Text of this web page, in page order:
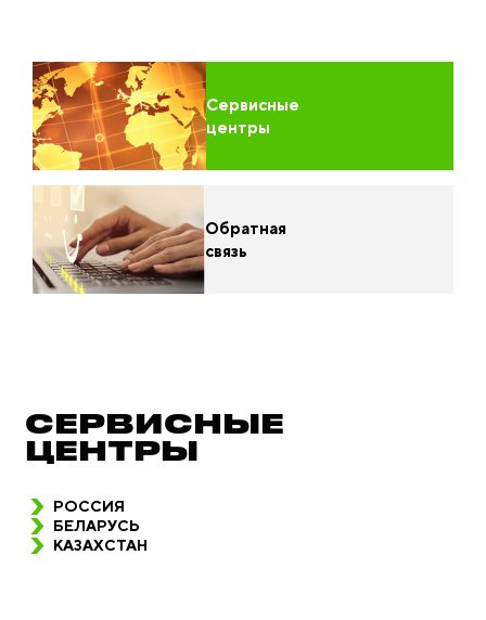
Сервисные
центры
Обратная
связь
СЕРВИСНЫЕ
ЦЕНТРЫ
РОССИЯ
БЕЛАРУСЬ
КАЗАХСТАН